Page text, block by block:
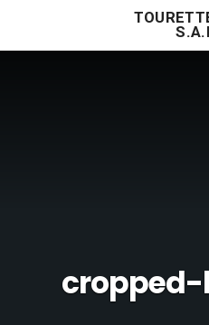
cropped-